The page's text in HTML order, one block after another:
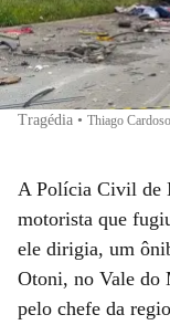
Tragédia • Thiago
A Polícia Civil de
motorista que
ele dirigia, um
Otoni, no Vale do
pelo chefe da